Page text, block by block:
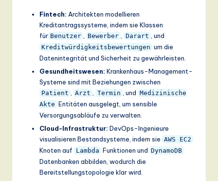
Fintech: Architekten modellieren
Kreditantragssysteme, indem sie Klassen
für Benutzer , Bewerber , Darart , und
Kreditwürdigkeitsbewertungen um die
Datenintegrität und Sicherheit zu gewährleisten.
Gesundheitswesen: Krankenhaus-Management-
Systeme sind mit Beziehungen zwischen
Patient , Arzt , Termin , und Medizinische
Akte Entitäten ausgelegt, um sensible
Versorgungsabläufe zu verwalten.
Cloud-Infrastruktur: DevOps-Ingenieure
visualisieren Bestandsysteme, indem sie AWS EC2
Knoten auf Lambda Funktionen und DynamoDB
Datenbanken abbilden, wodurch die
Bereitstellungstopologie klar wird.